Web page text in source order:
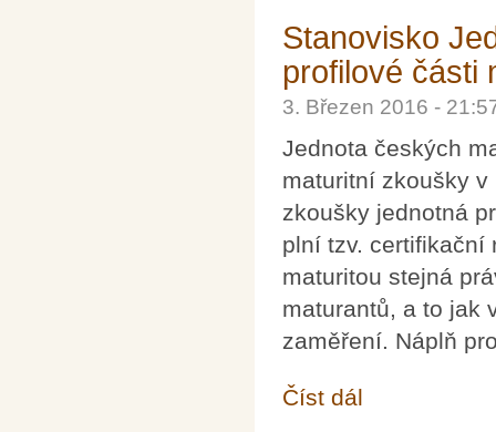
Stanovisko
profilové části
3. Březen 2016 -
Jednota českých
maturitní zkoušky
zkoušky jednotná
plní tzv. certifikační
maturitou stejná
maturantů, a to jak
zaměření. Náplň
Číst dál